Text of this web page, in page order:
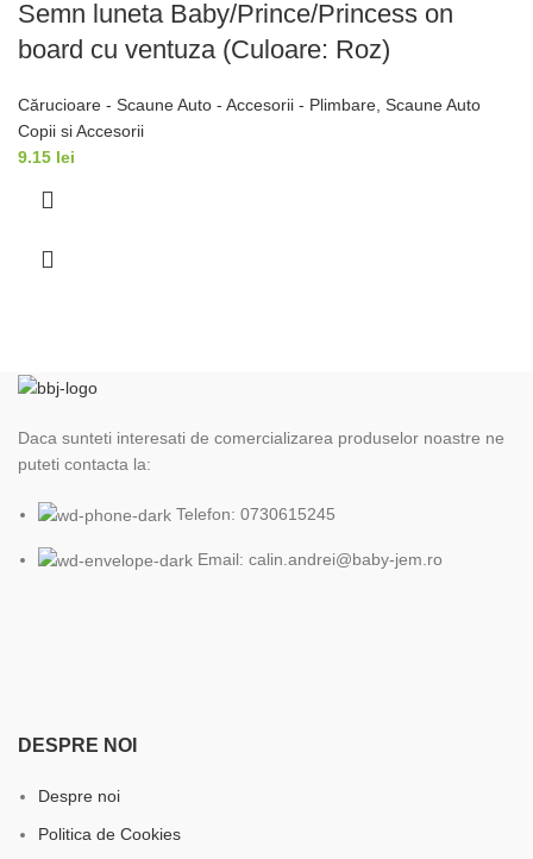
Semn luneta Baby/Prince/Princess on
board cu ventuza (Culoare: Roz)
Cărucioare - Scaune Auto - Accesorii - Plimbare, Scaune Auto
Copii si Accesorii
9.15 lei
Daca sunteti interesati de comercializarea produselor noastre ne
puteti contacta la:
Telefon: 0730615245
Email: calin.andrei@baby-jem.ro
DESPRE NOI
Despre noi
Politica de Cookies